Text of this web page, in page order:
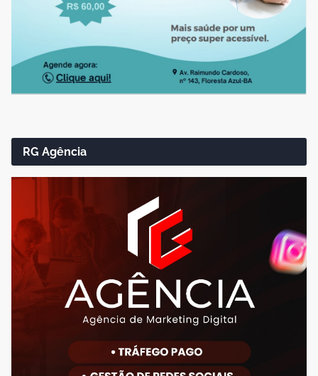
RG Agência